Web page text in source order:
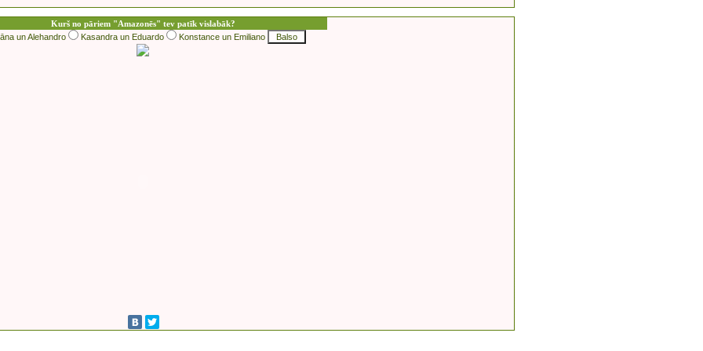
Kurš no pāriem "Amazonēs" tev patīk vislabāk?
un Alehandro
Kasandra un Eduardo Konstance un Emiliano